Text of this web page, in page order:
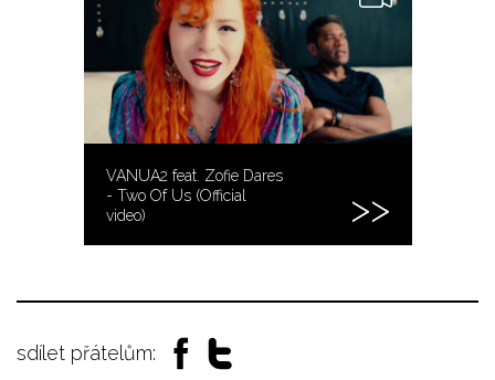
VANUA2 feat. Zofie Dares
- Two Of Us (Official
video)
sdílet přátelům: